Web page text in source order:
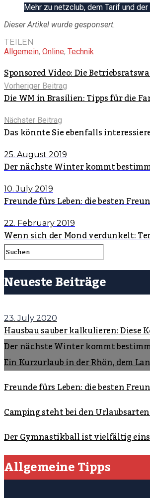
Mehr zu netzclub, dem Tarif und
Dieser Artikel wurde gesponsert.
TEILEN
Allgemein, Online, Technik
Sponsored Video: Die
Vorheriger Beitrag
Die WM in Brasilien: Tipps für die
Nächster Beitrag
Das könnte Sie ebenfalls
25. August 2019
Der nächste Winter kommt
10. July 2019
Freunde fürs Leben: die besten
22. February 2019
Wenn sich der Mond verdunkelt:
Neueste Beiträge
23. July 2020
Hausbau sauber kalkulieren: Diese
Der nächste Winter kommt
Ein Kurzurlaub in der Rhön, dem
Freunde fürs Leben: die besten
Camping steht bei den Urlaubsarten
Der Gymnastikball ist vielfältig
Allgemeine Tipps